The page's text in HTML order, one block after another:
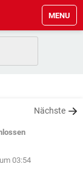
MENU
Nächste
03:54